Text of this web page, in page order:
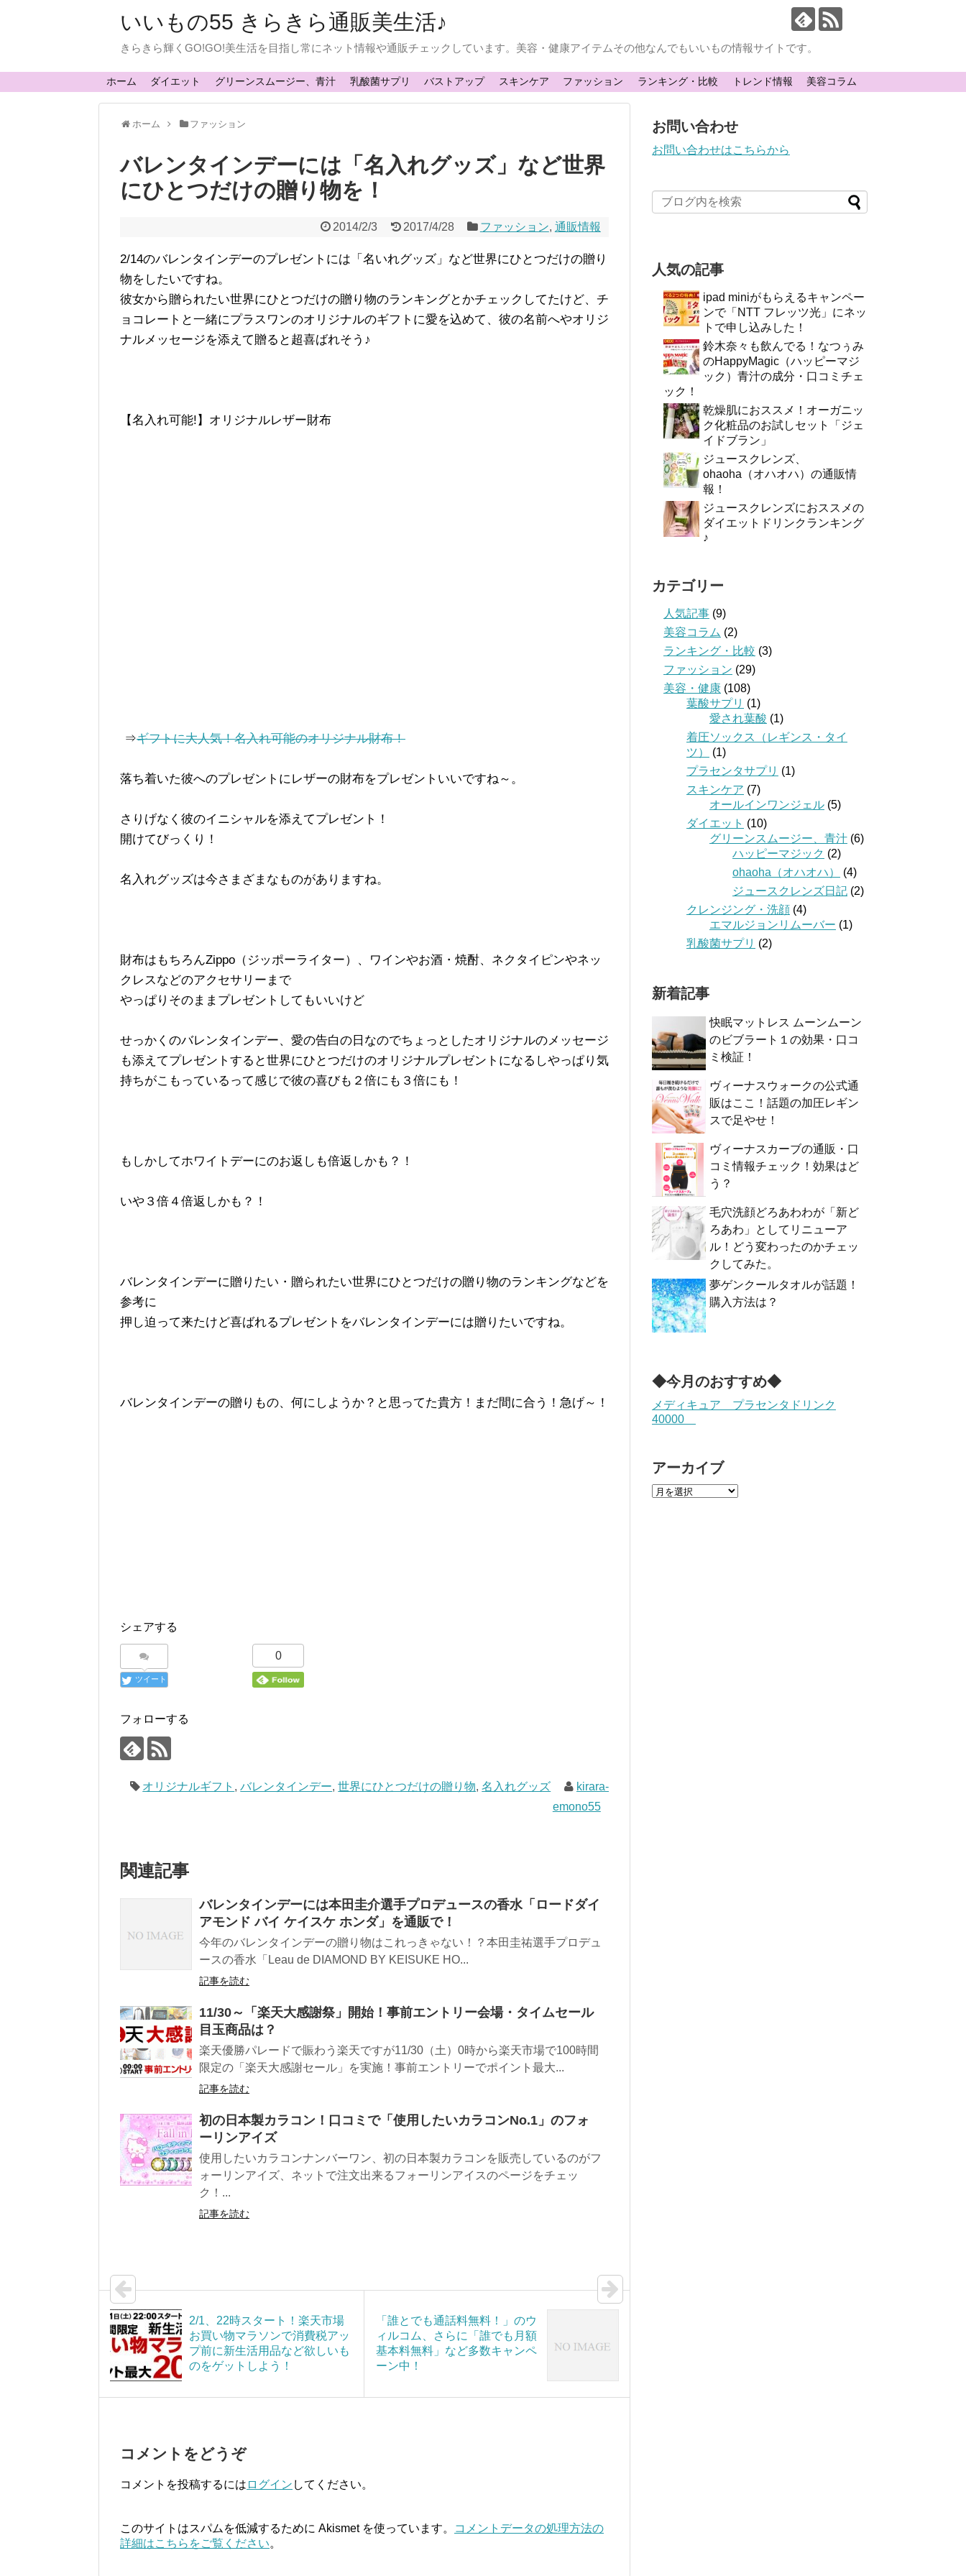
いいもの55 きらきら通販美生活♪
きらきら輝くGO!GO!美生活を目指し常にネット情報や通販チェックしています。美容・健康アイテムその他なんでもいいもの情報サイトです。
ホーム ダイエット グリーンスムージー、青汁 乳酸菌サプリ バストアップ スキンケア ファッション ランキング・比較 トレンド情報 美容コラム
ホーム ファッション
バレンタインデーには「名入れグッズ」など世界
にひとつだけの贈り物を！
2014/2/3 2017/4/28 ファッション, 通販情報
2/14のバレンタインデーのプレゼントには「名いれグッズ」など世界にひとつだけの贈り
物をしたいですね。
彼女から贈られたい世界にひとつだけの贈り物のランキングとかチェックしてたけど、チ
ョコレートと一緒にプラスワンのオリジナルのギフトに愛を込めて、彼の名前へやオリジ
ナルメッセージを添えて贈ると超喜ばれそう♪
【名入れ可能!】オリジナルレザー財布
⇒ギフトに大人気！名入れ可能のオリジナル財布！
落ち着いた彼へのプレゼントにレザーの財布をプレゼントいいですね～。
さりげなく彼のイニシャルを添えてプレゼント！
開けてびっくり！
名入れグッズは今さまざまなものがありますね。
財布はもちろんZippo（ジッポーライター）、ワインやお酒・焼酎、ネクタイピンやネッ
クレスなどのアクセサリーまで
やっぱりそのままプレゼントしてもいいけど
せっかくのバレンタインデー、愛の告白の日なのでちょっとしたオリジナルのメッセージ
も添えてプレゼントすると世界にひとつだけのオリジナルプレゼントになるしやっぱり気
持ちがこもっているって感じで彼の喜びも２倍にも３倍にも！
もしかしてホワイトデーにのお返しも倍返しかも？！
いや３倍４倍返しかも？！
バレンタインデーに贈りたい・贈られたい世界にひとつだけの贈り物のランキングなどを
参考に
押し迫って来たけど喜ばれるプレゼントをバレンタインデーには贈りたいですね。
バレンタインデーの贈りもの、何にしようか？と思ってた貴方！まだ間に合う！急げ～！
シェアする
ツイート
0
フォローする
オリジナルギフト ,バレンタインデー,世界にひとつだけの贈り物,名入れグッズ
kirara-
emono55
関連記事
バレンタインデーには本田圭介選手プロデュースの香水「ロードダイ
アモンド バイ ケイスケ ホンダ」を通販で！
今年のバレンタインデーの贈り物はこれっきゃない！？本田圭祐選手プロデュ
ースの香水「Leau de DIAMOND BY KEISUKE HO...
記事を読む
11/30～「楽天大感謝祭」開始！事前エントリー会場・タイムセール
目玉商品は？
楽天優勝パレードで賑わう楽天ですが11/30（土）0時から楽天市場で100時間
限定の「楽天大感謝セール」を実施！事前エントリーでポイント最大...
記事を読む
初の日本製カラコン！口コミで「使用したいカラコンNo.1」のフォ
ーリンアイズ
使用したいカラコンナンバーワン、初の日本製カラコンを販売しているのがフ
ォーリンアイズ、ネットで注文出来るフォーリンアイスのページをチェッ
ク！...
記事を読む
2/1、22時スタート！楽天市場
お買い物マラソンで消費税アッ
プ前に新生活用品など欲しいも
のをゲットしよう！
「誰とでも通話料無料！」のウ
ィルコム、さらに「誰でも月額
基本料無料」など多数キャンペ
ーン中！
コメントをどうぞ
コメントを投稿するには ログイン してください。
このサイトはスパムを低減するために Akismet を使っています。
コメントデータの処理方法の
詳細はこちらをご覧ください。
お問い合わせ
お問い合わせはこちらから
人気の記事
ipad miniがもらえるキャンペー
ンで「NTT フレッツ光」にネッ
トで申し込みした！
鈴木奈々も飲んでる！なつぅみ
のHappyMagic（ハッピーマジ
ック）青汁の成分・口コミチェ
ック！
乾燥肌におススメ！オーガニッ
ク化粧品のお試しセット「ジェ
イドブラン」
ジュースクレンズ、
ohaoha（オハオハ）の通販情
報！
ジュースクレンズにおススメの
ダイエットドリンクランキング
♪
カテゴリー
人気記事 (9)
美容コラム (2)
ランキング・比較 (3)
ファッション (29)
美容・健康 (108)
葉酸サプリ (1)
愛され葉酸 (1)
着圧ソックス（レギンス・タイ
ツ）
(1)
プラセンタサプリ (1)
スキンケア (7)
オールインワンジェル (5)
ダイエット (10)
グリーンスムージー、青汁 (6)
ハッピーマジック (2)
ohaoha（オハオハ）
(4)
ジュースクレンズ日記 (2)
クレンジング・洗顔 (4)
エマルジョンリムーバー (1)
乳酸菌サプリ (2)
新着記事
快眠マットレス ムーンムーン
のビブラート１の効果・口コ
ミ検証！
ヴィーナスウォークの公式通
販はここ！話題の加圧レギン
スで足やせ！
ヴィーナスカーブの通販・口
コミ情報チェック！効果はど
う？
毛穴洗顔どろあわわが「新ど
ろあわ」としてリニューア
ル！どう変わったのかチェッ
クしてみた。
夢ゲンクールタオルが話題！
購入方法は？
◆今月のおすすめ◆
メディキュア プラセンタドリンク
40000
アーカイブ